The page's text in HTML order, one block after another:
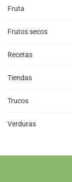
Fruta
Frutos secos
Recetas
Tiendas
Trucos
Verduras